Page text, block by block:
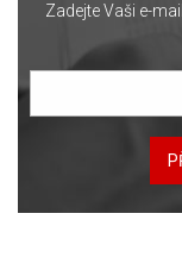
Zadejte Vaši e-